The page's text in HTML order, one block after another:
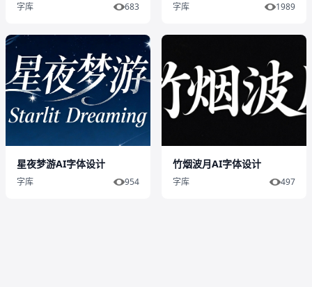
字库 683 字库 1989
星夜梦游AI字体设计
字库 954
竹烟波月AI字体设计
字库 497